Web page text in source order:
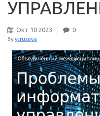
Окт 10 2023 0
By ytrusova